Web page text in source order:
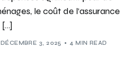
le coût de l’assurance
[…]
DÉCEMBRE 3, 2025 4 MIN READ